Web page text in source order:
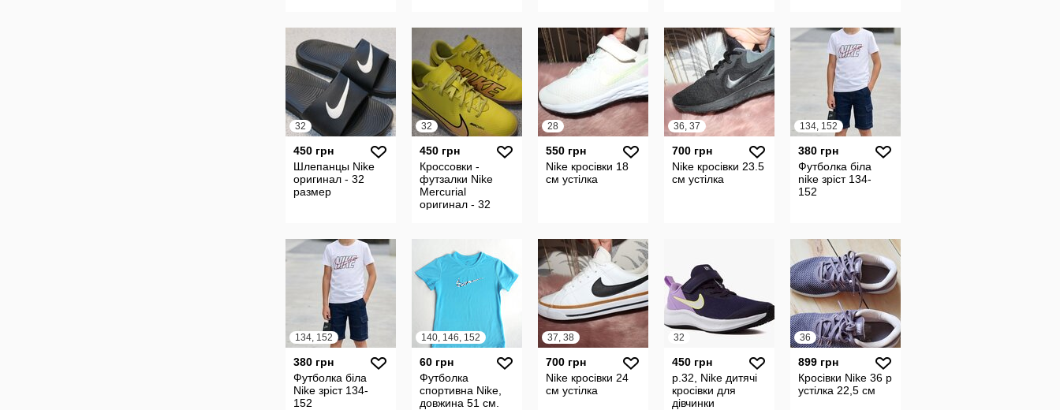
32
450 грн
Шлепанцы Nike
оригинал - 32
размер
32
450 грн
Кроссовки -
футзалки Nike
Mercurial
оригинал - 32
28
550 грн
Nike кросівки 18
см устілка
36, 37
700 грн
Nike кросівки 23.5
см устілка
134, 152
380 грн
Футболка біла
nike зріст 134-
152
134, 152
380 грн
Футболка біла
Nike зріст 134-
152
140, 146, 152
60 грн
Футболка
спортивна Nike,
довжина 51 см.
37, 38
700 грн
Nike кросівки 24
см устілка
32
450 грн
р.32, Nike дитячі
кросівки для
дівчинки
36
899 грн
Кросівки Nike 36 р
устілка 22,5 см